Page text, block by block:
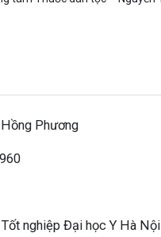
Phương
Tốt nghiệp Đại học Y Hà